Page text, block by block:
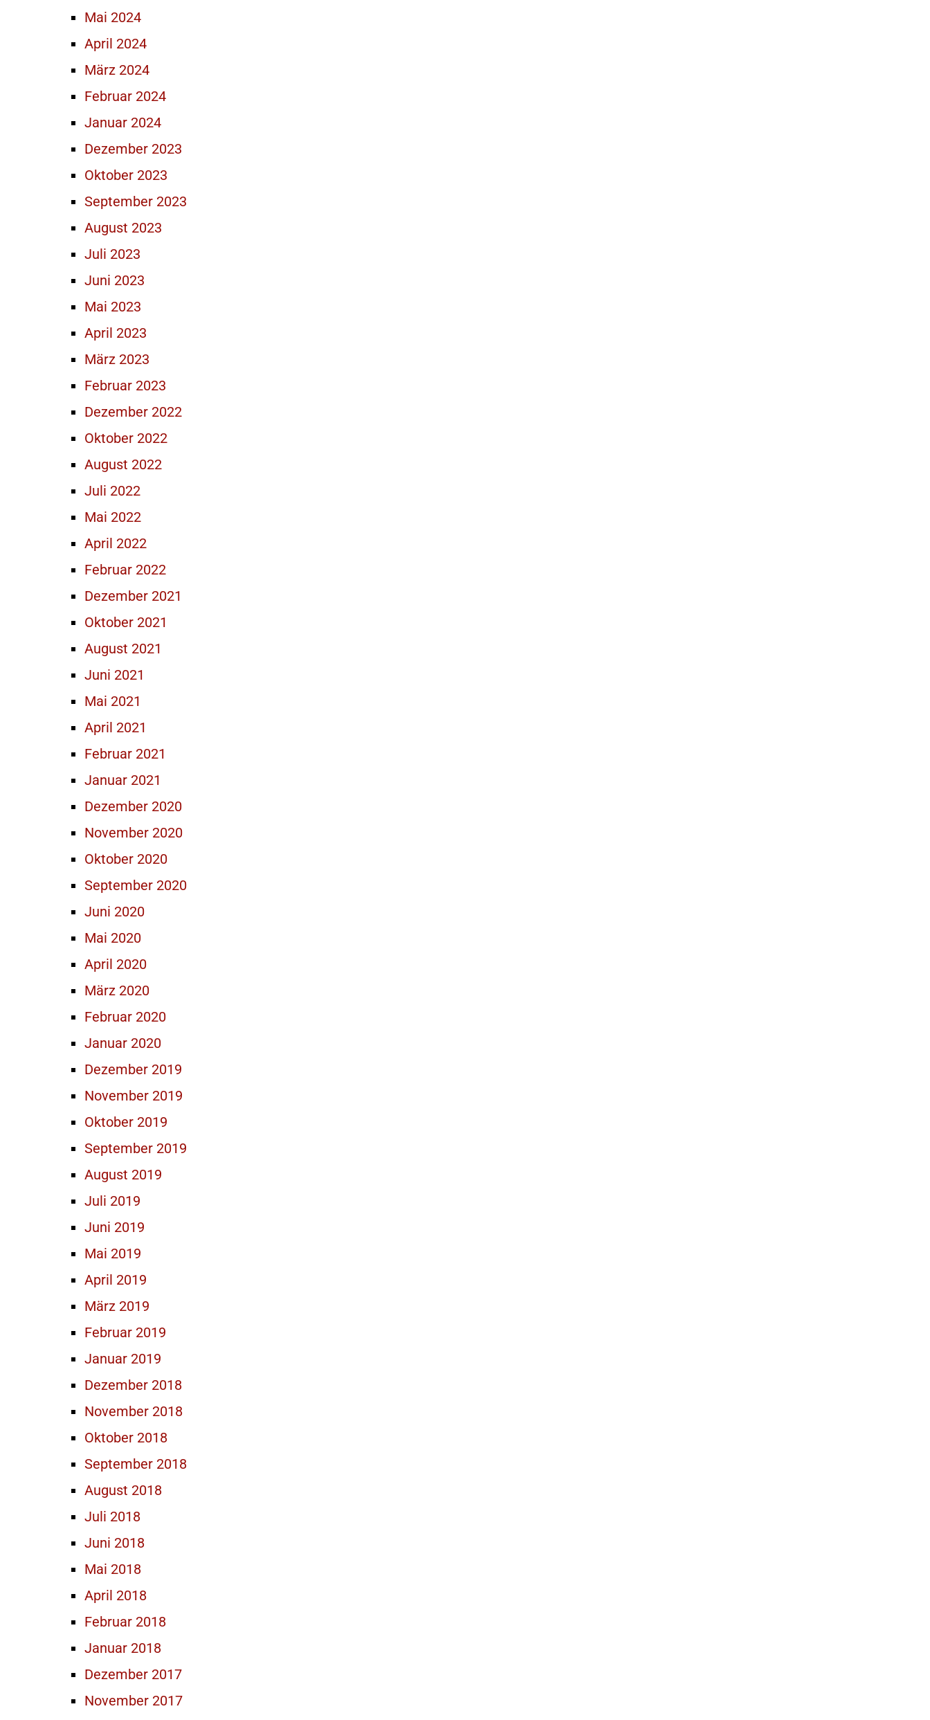
Mai 2024
April 2024
März 2024
Februar 2024
Januar 2024
Dezember 2023
Oktober 2023
September 2023
August 2023
Juli 2023
Juni 2023
Mai 2023
April 2023
März 2023
Februar 2023
Dezember 2022
Oktober 2022
August 2022
Juli 2022
Mai 2022
April 2022
Februar 2022
Dezember 2021
Oktober 2021
August 2021
Juni 2021
Mai 2021
April 2021
Februar 2021
Januar 2021
Dezember 2020
November 2020
Oktober 2020
September 2020
Juni 2020
Mai 2020
April 2020
März 2020
Februar 2020
Januar 2020
Dezember 2019
November 2019
Oktober 2019
September 2019
August 2019
Juli 2019
Juni 2019
Mai 2019
April 2019
März 2019
Februar 2019
Januar 2019
Dezember 2018
November 2018
Oktober 2018
September 2018
August 2018
Juli 2018
Juni 2018
Mai 2018
April 2018
Februar 2018
Januar 2018
Dezember 2017
November 2017